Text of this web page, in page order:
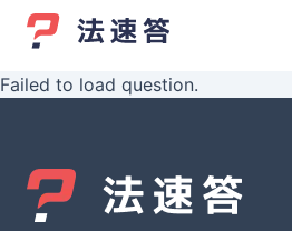
Failed to load question.